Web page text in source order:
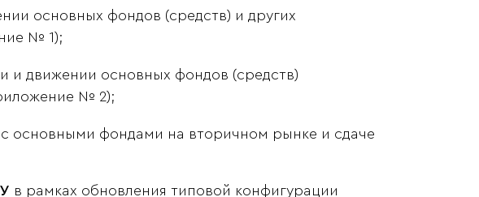
основных фондов (средств) и других
№ 1);
и движении основных фондов (средств)
№ 2);
с основными фондами на вторичном рынке и сдаче
в рамках обновления типовой конфигурации